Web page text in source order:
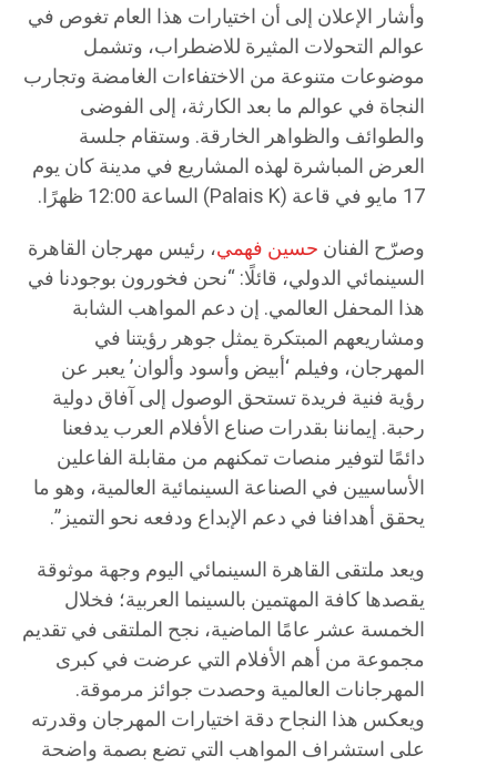
وأشار الإعلان إلى أن اختيارات هذا العام تغوص في
عوالم التحولات المثيرة للاضطراب، وتشمل
موضوعات متنوعة من الاختفاءات الغامضة وتجارب
النجاة في عوالم ما بعد الكارثة، إلى الفوضى
والطوائف والظواهر الخارقة. وستقام جلسة
العرض المباشرة لهذه المشاريع في مدينة كان يوم
17 مايو في قاعة (Palais K) الساعة 12:00 ظهرًا.
وصرّح الفنان حسين فهمي، رئيس مهرجان القاهرة
السينمائي الدولي، قائلًا: “نحن فخورون بوجودنا في
هذا المحفل العالمي. إن دعم المواهب الشابة
ومشاريعهم المبتكرة يمثل جوهر رؤيتنا في
المهرجان، وفيلم ‘أبيض وأسود وألوان’ يعبر عن
رؤية فنية فريدة تستحق الوصول إلى آفاق دولية
رحبة. إيماننا بقدرات صناع الأفلام العرب يدفعنا
دائمًا لتوفير منصات تمكنهم من مقابلة الفاعلين
الأساسيين في الصناعة السينمائية العالمية، وهو ما
يحقق أهدافنا في دعم الإبداع ودفعه نحو التميز”.
ويعد ملتقى القاهرة السينمائي اليوم وجهة موثوقة
يقصدها كافة المهتمين بالسينما العربية؛ فخلال
الخمسة عشر عامًا الماضية، نجح الملتقى في تقديم
مجموعة من أهم الأفلام التي عرضت في كبرى
المهرجانات العالمية وحصدت جوائز مرموقة.
ويعكس هذا النجاح دقة اختيارات المهرجان وقدرته
على استشراف المواهب التي تضع بصمة واضحة